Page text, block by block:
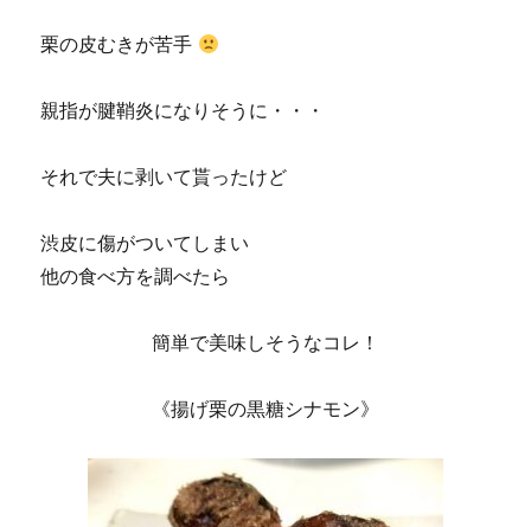
栗の皮むきが苦手
親指が腱鞘炎になりそうに・・・
それで夫に剥いて貰ったけど
渋皮に傷がついてしまい
他の食べ方を調べたら
簡単で美味しそうなコレ！
《揚げ栗の黒糖シナモン》